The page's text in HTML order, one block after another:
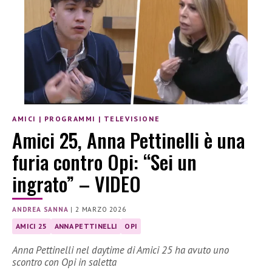
AMICI | PROGRAMMI | TELEVISIONE
Amici 25, Anna Pettinelli è una
furia contro Opi: “Sei un
ingrato” – VIDEO
ANDREA SANNA | 2 MARZO 2026
AMICI 25 ANNA PETTINELLI OPI
Anna Pettinelli nel daytime di Amici 25 ha avuto uno
scontro con Opi in saletta